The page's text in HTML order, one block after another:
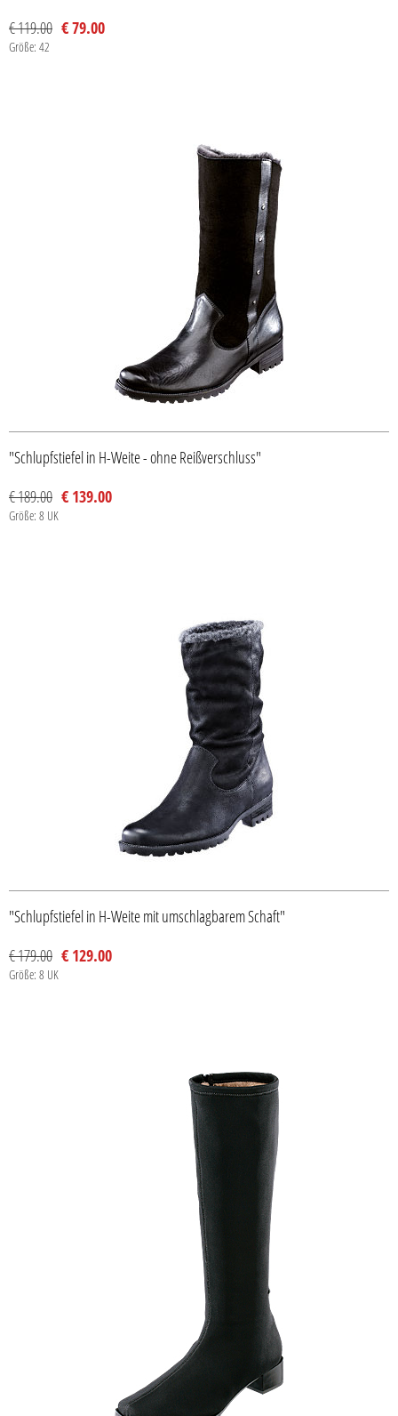
€ 119.00 € 79.00
Größe: 42
"Schlupfstiefel in H-Weite - ohne Reißverschluss"
€ 189.00 € 139.00
Größe: 8 UK
"Schlupfstiefel in H-Weite mit umschlagbarem Schaft"
€ 179.00 € 129.00
Größe: 8 UK